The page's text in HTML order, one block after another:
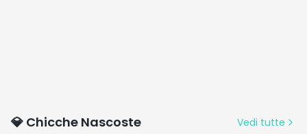
💎 Chicche Nascoste
Vedi tutte